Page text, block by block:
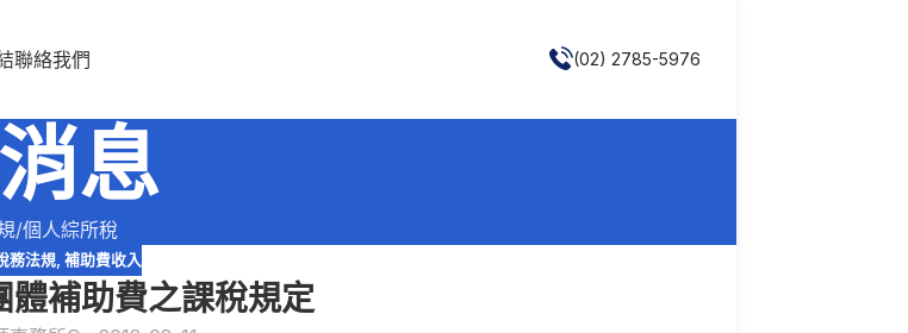
聯絡我們 (02) 2785-5976
息
個人綜所稅
務法規, 補助費收入
體補助費之課稅規定